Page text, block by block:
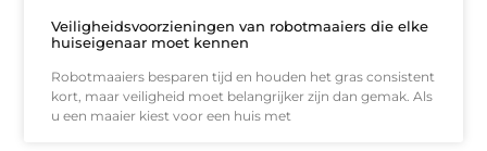
Veiligheidsvoorzieningen van robotmaaiers die elke
huiseigenaar moet kennen
Robotmaaiers besparen tijd en houden het gras consistent
kort, maar veiligheid moet belangrijker zijn dan gemak. Als
u een maaier kiest voor een huis met